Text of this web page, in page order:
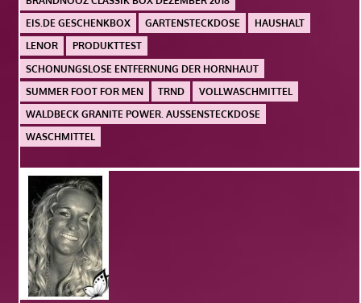
EIS.DE GESCHENKBOX
GARTENSTECKDOSE
HAUSHALT
LENOR
PRODUKTTEST
SCHONUNGSLOSE ENTFERNUNG DER HORNHAUT
SUMMER FOOT FOR MEN
TRND
VOLLWASCHMITTEL
WALDBECK GRANITE POWER. AUSSENSTECKDOSE
WASCHMITTEL